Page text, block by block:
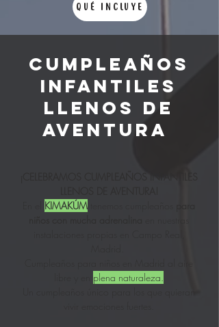
QUÉ INCLUYE
CUMPLEAÑOS
INFANTILES
LLENOS DE
AVENTURA
KIMAKÚM
plena naturaleza.